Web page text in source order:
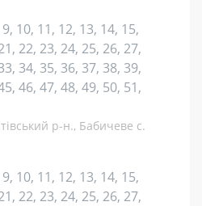
10, 11, 12, 13, 14, 15,
22, 23, 24, 25, 26, 27,
34, 35, 36, 37, 38, 39,
46, 47, 48, 49, 50, 51,
р-н., Бабичеве с.
10, 11, 12, 13, 14, 15,
22, 23, 24, 25, 26, 27,